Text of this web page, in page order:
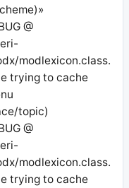
@
trying to cache
topic)
@
trying to cache